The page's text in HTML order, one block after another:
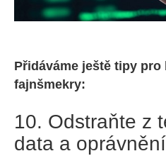
Přidáváme ještě tipy pro
fajnšmekry:
10. Odstraňte z
data a oprávnění